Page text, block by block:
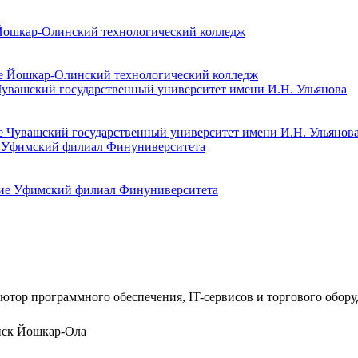
Олинский технологический колледж
государственный университет имени И.Н. Ульянова
Уфимский филиал Финуниверситета
программного обеспечения, IT-сервисов и торгового
Йошкар-Ола